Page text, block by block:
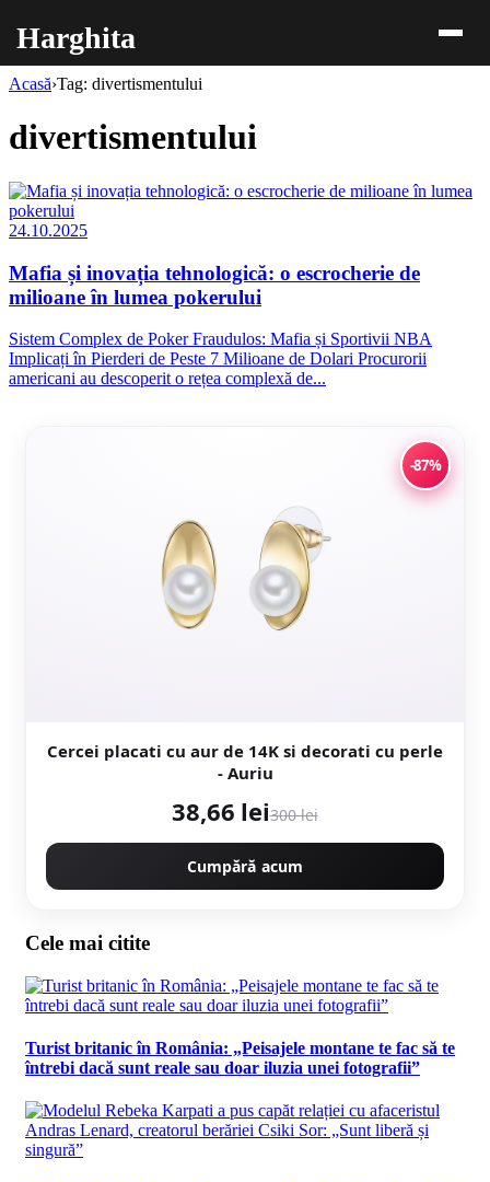
Harghita
Acasă›Tag: divertismentului
divertismentului
24.10.2025
Mafia și inovația tehnologică: o escrocherie de
milioane în lumea pokerului
Sistem Complex de Poker Fraudulos: Mafia și Sportivii NBA
Implicați în Pierderi de Peste 7 Milioane de Dolari Procurorii
americani au descoperit o rețea complexă de...
-87%
Cercei placati cu aur de 14K si decorati cu perle
- Auriu
38,66 lei300 lei
Cumpără acum
Cele mai citite
Turist britanic în România: „Peisajele montane te fac să te
întrebi dacă sunt reale sau doar iluzia unei fotografii”